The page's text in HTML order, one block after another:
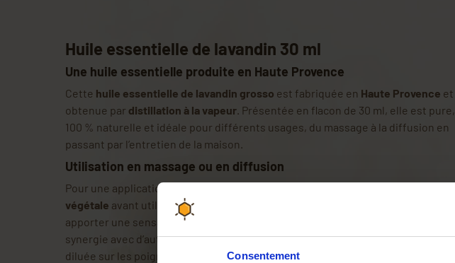
Consentement
Huile essentielle de lavandin 30 ml
Une huile essentielle produite en Haute Provence
Cette huile essentielle de lavandin grosso est fabriquée en Haute Provence et
obtenue par distillation à la vapeur . Présentée en flacon de 30 ml, elle est pure,
100 % naturelle et idéale pour différents usages, du massage à la diffusion en
passant par l’entretien de la maison.
Utilisation en massage ou en diffusion
Pour une application cutanée, l’huile essentielle doit être
végétale avant utilisation. Elle peut être appliquée en massages légers pour
apporter une sensation de détente. Elle peut aussi être diffusée seule ou en
synergie avec d’autres huiles essentielles, versée dans le bain ou appliquée
diluée sur les poignets pour créer une atmosphère